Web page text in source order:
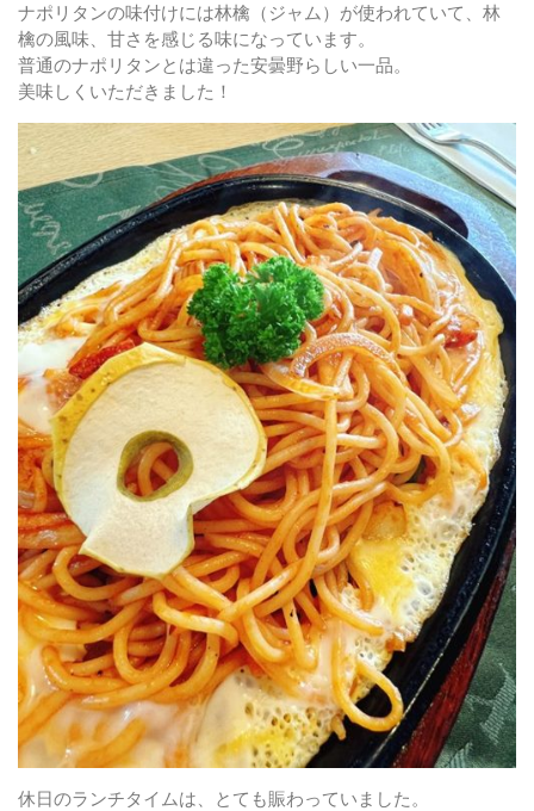
ナポリタンの味付けには林檎（ジャム）が使われていて、林
檎の風味、甘さを感じる味になっています。
普通のナポリタンとは違った安曇野らしい一品。
美味しくいただきました！
休日のランチタイムは、とても賑わっていました。